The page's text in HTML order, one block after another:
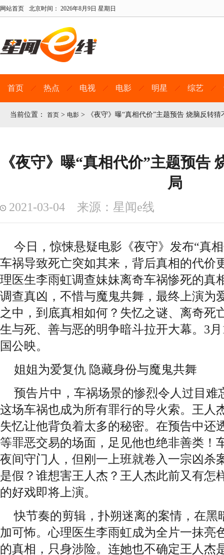
网站首页 北京时间： 2026年8月9日 星期日
首页 热点 电视 电影 明星 综艺
当前位置： 首页 > 电影 > 《夜守》曝“真相代价”主题预告 烧脑反转猜
《夜守》曝“真相代价”主题预告
局
2021-03-04 来源：星闻e线
今日，惊悚悬疑电影《夜守》发布“真
车祸导致死亡突如其来，背后真相的代价
理医生李雨虹调查妹妹离奇车祸惨死的真
调查真凶，不惜与魔鬼共舞，最终上演为
之中，到底真相如何？失忆之谜、离奇死
生与死、善与恶的明争暗斗拉开大幕。3
国公映。
姐姐为爱复仇 隐藏身份与魔鬼共舞
预告片中，车祸场景的惨烈令人过目难
这场车祸也成为所有罪行的导火索。王人
失忆让他背负着太多的秘密。在预告中还
等罪恶交易的场面，足见他也绝非善类！
夜间守门人，但刚一上班就卷入一宗凶杀
是假？谁想害王人杰？王人杰此前又有怎
的好戏即将上演。
快节奏的剪辑，扑朔迷离的案情，在黑
加可怖。心理医生李雨虹成为全片一抹亮
的真相，只身涉险。连她也不确定王人杰